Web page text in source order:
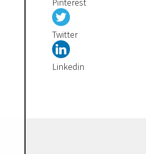
Pinterest
Twitter
Linkedin